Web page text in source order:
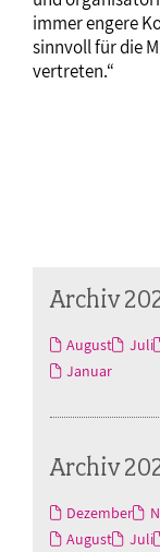
immer engere
sinnvoll für die
vertreten.“
Archiv
August Juli
Januar
Archiv
Dezember
August
Juli